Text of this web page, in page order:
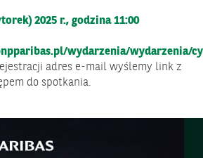
2025 r., godzina 11:00
wydarzenia/wydarzenia/
adres e-mail wyślemy link z
do spotkania.